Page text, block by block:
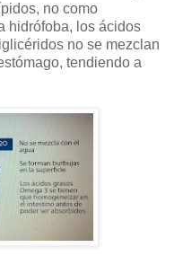
no como
hidrófoba, los ácidos
no se mezclan
tendiendo a